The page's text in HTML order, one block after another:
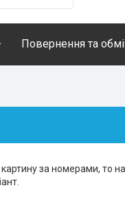
Повернення та
за номерами, то